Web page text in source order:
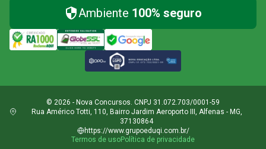
Ambiente 100% seguro
© 2026 - Nova Concursos. CNPJ 31.072.703/0001-59
Rua Américo Totti, 110, Bairro Jardim Aeroporto III, Alfenas - MG,
37130864
https://www.grupoeduqi.com.br/
Termos de usoPolítica de privacidade